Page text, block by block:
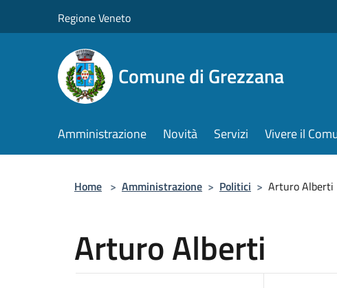
Regione Veneto
Comune di Grezzana
Amministrazione Novità Servizi Vivere il
Home > Amministrazione > Politici > Arturo Alberti
Arturo Alberti